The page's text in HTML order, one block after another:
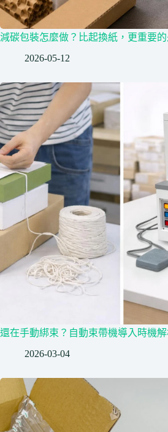
減碳包裝怎麼做？比起換紙，更重要
2026-05-12
還在手動綁束？自動束帶機導入時機
2026-03-04